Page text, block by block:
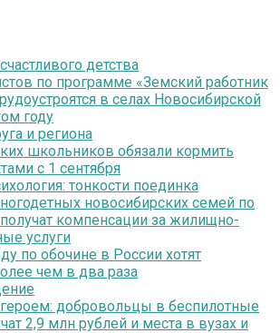
детства
по программе «Земский работник
в селах Новосибирской
году
и региона
школьников обязали кормить
с 1 сентября
тонкости поединка
новосибирских семей по
компенсации за жилищно-
услуги
по обочине в России хотят
чем в два раза
героем: добровольцы в беспилотные
2,9 млн рублей и места в вузах и